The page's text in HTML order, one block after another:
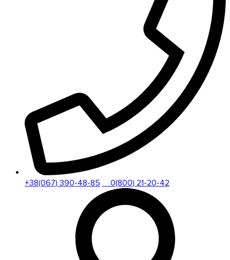
+38(067) 390-48-85 0(800) 21-20-42